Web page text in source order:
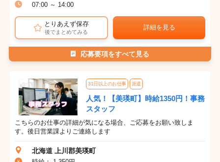
07:00 ～ 14:00
とりあえず保存
後でまとめてみる
詳細を見る
応募要項をすべて見る
31日以上のお仕事 派遣
人気！【美瑛町】時給1350円！事務
スタッフ
こちらのお仕事の詳細が気になる場合、ご応募をお願い致しま
す。後日営業課よりご連絡します
北海道 上川郡美瑛町